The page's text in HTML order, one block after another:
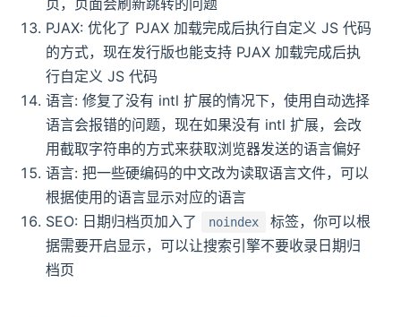
页，页面会刷新跳转的问题
PJAX: 优化了 PJAX 加载完成后执行自定义 JS 代码
的方式，现在发行版也能支持 PJAX 加载完成后执
行自定义 JS 代码
语言: 修复了没有 intl 扩展的情况下，使用自动选择
语言会报错的问题，现在如果没有 intl 扩展，会改
用截取字符串的方式来获取浏览器发送的语言偏好
语言: 把一些硬编码的中文改为读取语言文件，可以
根据使用的语言显示对应的语言
SEO: 日期归档页加入了
noindex
标签，你可以根
据需要开启显示，可以让搜索引擎不要收录日期归
档页